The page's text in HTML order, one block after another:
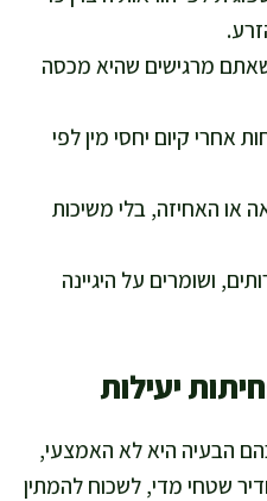
מרגישים שהיא מכסה
אחרי קיום יחסי מין לפי
או האחיזה, בלי משיכות
ושומרים על היגיינה
יעילות
הבעיה היא לא האמצעי,
שטחי מדי, לשכוח להמתין